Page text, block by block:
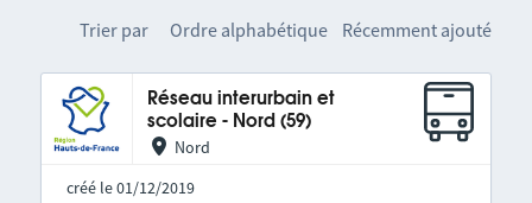
Trier par Ordre alphabétique Récemment ajouté
Réseau interurbain et
scolaire - Nord (59)
Nord
créé le 01/12/2019